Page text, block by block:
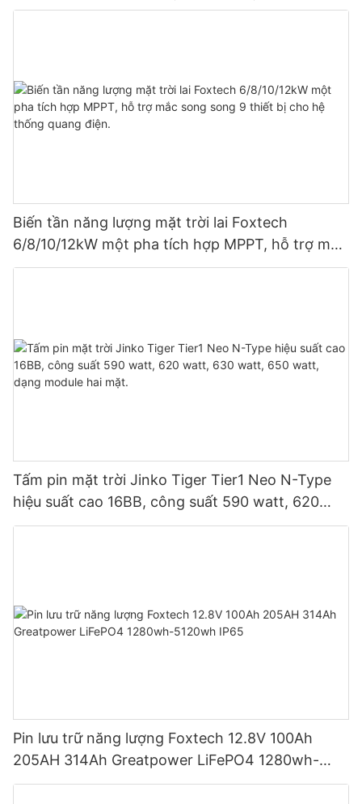
Biến tần năng lượng mặt trời lai Foxtech
6/8/10/12kW một pha tích hợp MPPT, hỗ trợ mắc
song song 9 thiết bị cho hệ thống quang điện.
Tấm pin mặt trời Jinko Tiger Tier1 Neo N-Type
hiệu suất cao 16BB, công suất 590 watt, 620
watt, 630 watt, 650 watt, dạng module hai mặt.
Pin lưu trữ năng lượng Foxtech 12.8V 100Ah
205AH 314Ah Greatpower LiFePO4 1280wh-
5120wh IP65